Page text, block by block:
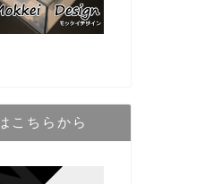
こちらから